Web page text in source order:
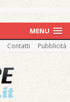
MENU
Contatti Pubblicità